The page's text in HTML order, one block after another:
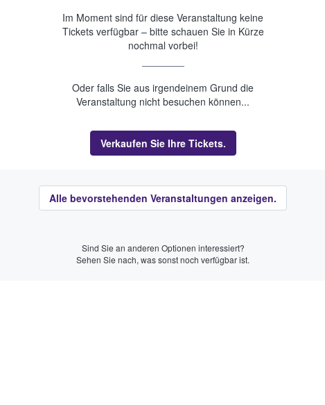
Im Moment sind für diese Veranstaltung keine
Tickets verfügbar – bitte schauen Sie in Kürze
nochmal vorbei!
Oder falls Sie aus irgendeinem Grund die
Veranstaltung nicht besuchen können...
Verkaufen Sie Ihre Tickets.
Alle bevorstehenden Veranstaltungen anzeigen.
Sind Sie an anderen Optionen interessiert?
Sehen Sie nach, was sonst noch verfügbar ist.